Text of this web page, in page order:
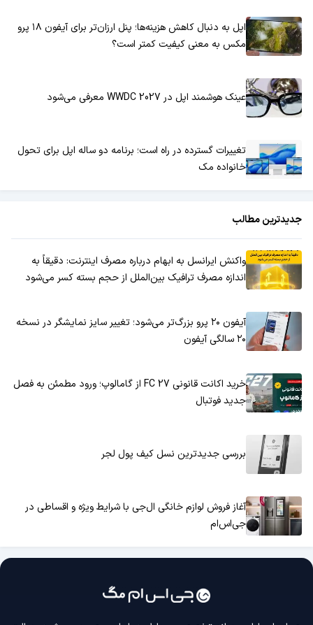
اپل به دنبال کاهش هزینه‌ها؛ پنل ارزان‌تر برای آیفون ۱۸ پرو
مکس به معنی کیفیت کمتر است؟
عینک هوشمند اپل در WWDC 2027 معرفی می‌شود
تغییرات گسترده در راه است؛ برنامه دو ساله اپل برای تحول
خانواده مک
جدیدترین مطالب
واکنش ایرانسل به ابهام درباره مصرف اینترنت: دقیقاً به
اندازه مصرف ترافیک بین‌الملل از حجم بسته کسر می‌شود
آیفون ۲۰ پرو بزرگ‌تر می‌شود؛ تغییر سایز نمایشگر در نسخه
۲۰ سالگی آیفون
خرید اکانت قانونی FC 27 از گامالوپ؛ ورود مطمئن به فصل
جدید فوتبال
بررسی جدیدترین نسل کیف پول لجر
آغاز فروش لوازم خانگی ال‌جی با شرایط ویژه و اقساطی در
جی‌اس‌ام